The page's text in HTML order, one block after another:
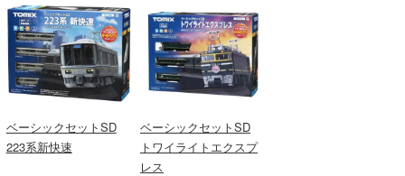
ベーシックセットSD
223系新快速
ベーシックセットSD
トワイライトエクスプ
レス